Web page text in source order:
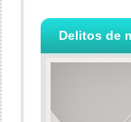
Delitos de